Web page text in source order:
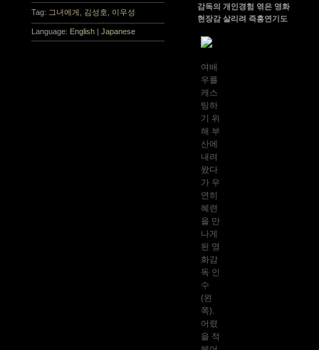
감독의 개인경험 엮은 영화
현장감 살리려 즉흥연기도
여배
우를
캐스
팅하
기 위
해 부
산에
내려
왔다
가 우
연히
혜련
을 만
나게
된 영
화감
독 인
수
(왼
쪽).
어렸
을 적
Tag: 그녀에게 김성호 이우성
Language: English |Japanese